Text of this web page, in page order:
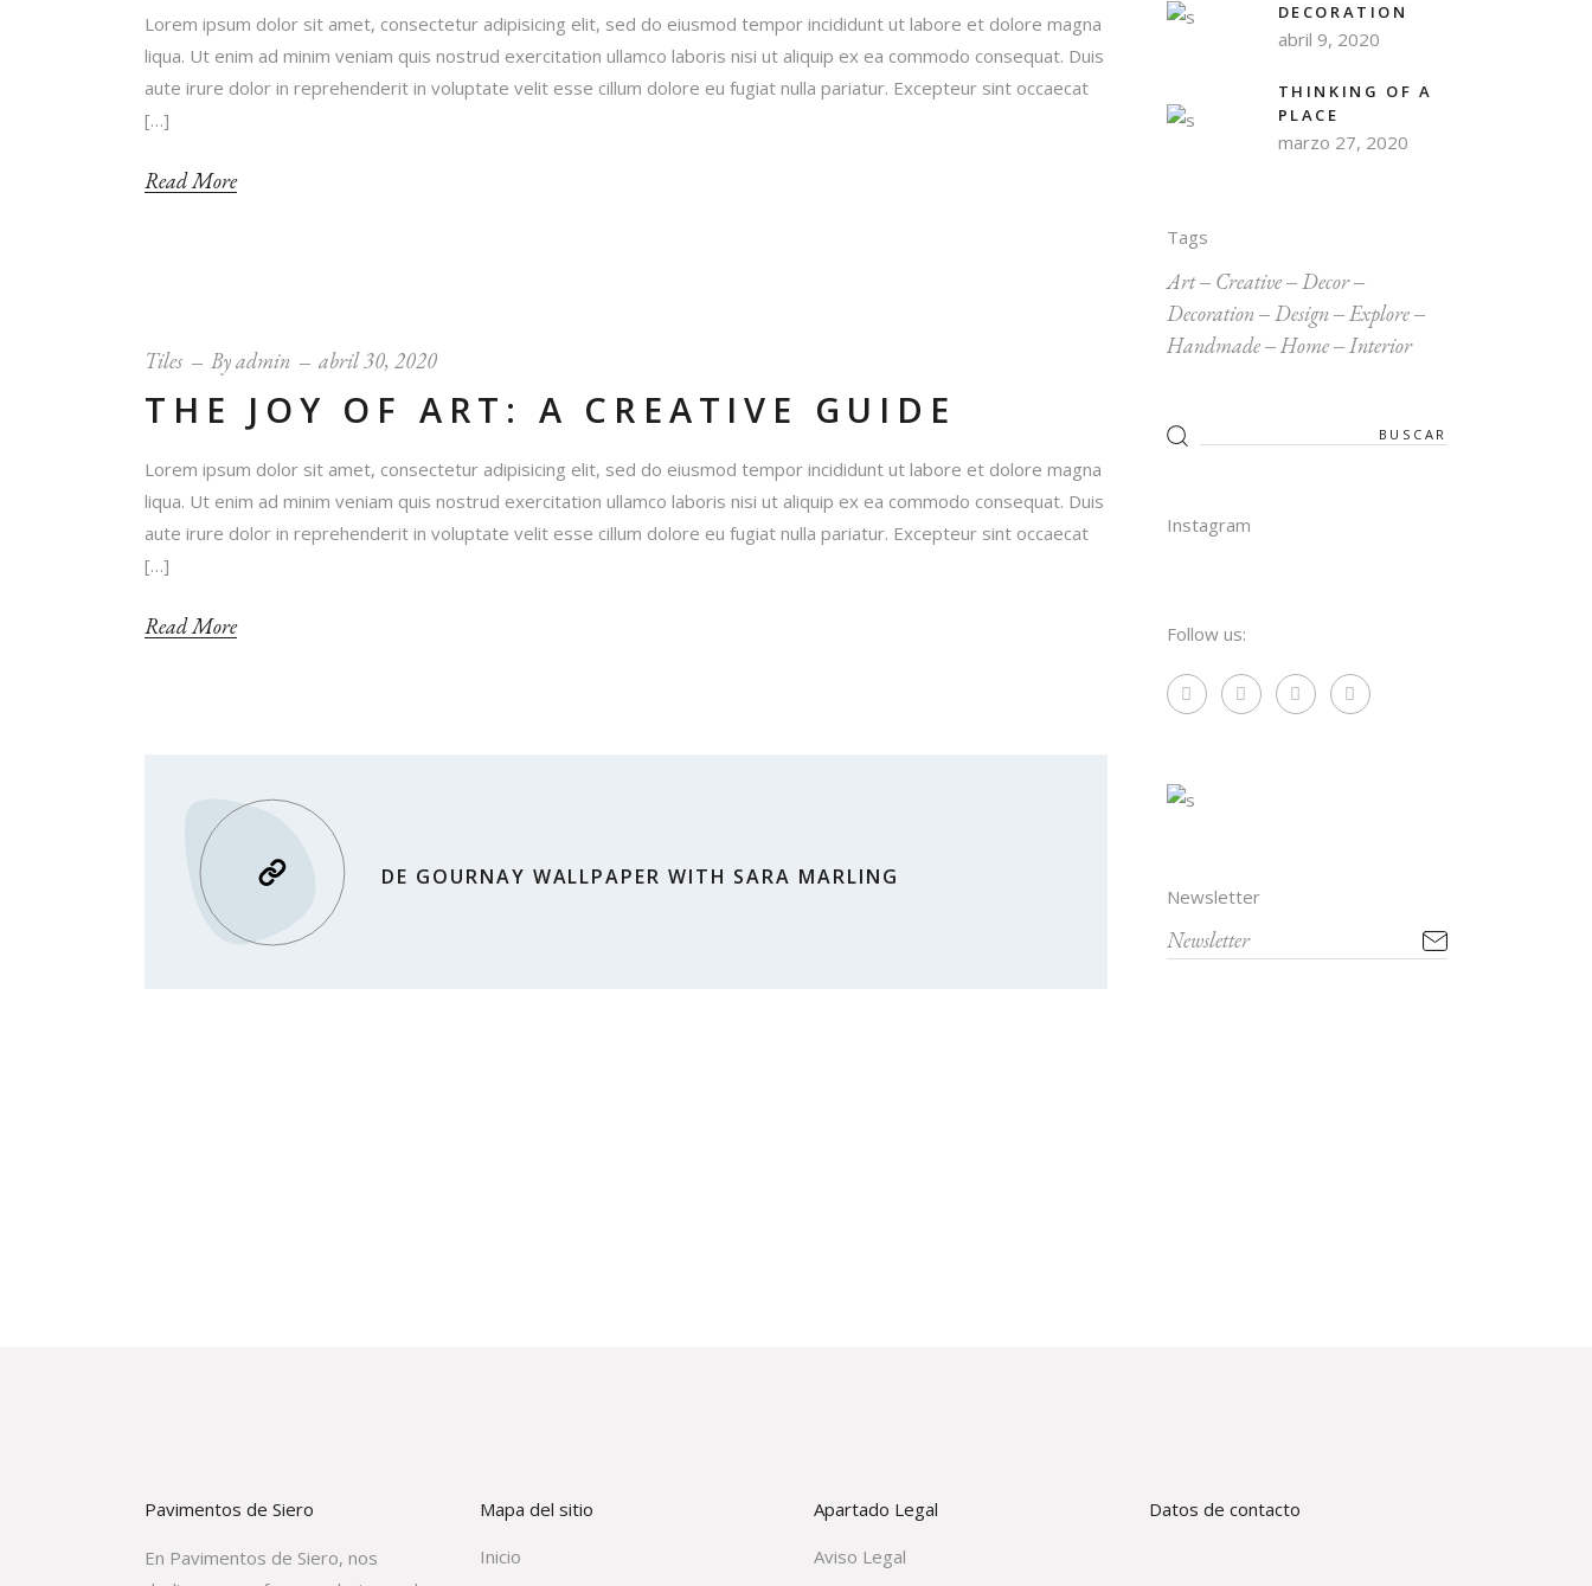
Lorem ipsum dolor sit amet, consectetur adipisicing elit, sed do eiusmod tempor incididunt ut labore et dolore magna
liqua. Ut enim ad minim veniam quis nostrud exercitation ullamco laboris nisi ut aliquip ex ea commodo consequat. Duis
aute irure dolor in reprehenderit in voluptate velit esse cillum dolore eu fugiat nulla pariatur. Excepteur sint occaecat
[…]
Read More
Tiles Byadmin abril 30, 2020
THE JOY OF ART: A CREATIVE GUIDE
Lorem ipsum dolor sit amet, consectetur adipisicing elit, sed do eiusmod tempor incididunt ut labore et dolore magna
liqua. Ut enim ad minim veniam quis nostrud exercitation ullamco laboris nisi ut aliquip ex ea commodo consequat. Duis
aute irure dolor in reprehenderit in voluptate velit esse cillum dolore eu fugiat nulla pariatur. Excepteur sint occaecat
[…]
Read More
DE GOURNAY WALLPAPER WITH SARA MARLING
DECORATION
abril 9, 2020
THINKING OF A
PLACE
marzo 27, 2020
Tags
Art Creative
Decor
Decoration
Design
Explore
Handmade
Home Interior
Search
for:
Instagram
Follow us:
Newsletter
Pavimentos de Siero
En Pavimentos de Siero, nos
Mapa del sitio
Inicio
Apartado Legal
Aviso Legal
Datos de contacto